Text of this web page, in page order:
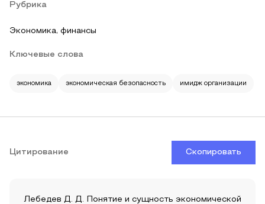
Рубрика
Экономика, финансы
Ключевые слова
экономика экономическая безопасность имидж организации
Цитирование Скопировать
Лебедев Д. Д. Понятие и сущность экономической